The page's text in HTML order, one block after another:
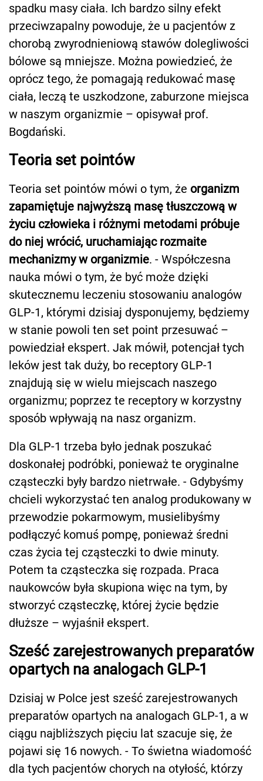
spadku masy ciała. Ich bardzo silny efekt
przeciwzapalny powoduje, że u pacjentów z
chorobą zwyrodnieniową stawów dolegliwości
bólowe są mniejsze. Można powiedzieć, że
oprócz tego, że pomagają redukować masę
ciała, leczą te uszkodzone, zaburzone miejsca
w naszym organizmie – opisywał prof.
Bogdański.
Teoria set pointów
Teoria set pointów mówi o tym, że organizm
zapamiętuje najwyższą masę tłuszczową w
życiu człowieka i różnymi metodami próbuje
do niej wrócić, uruchamiając rozmaite
mechanizmy w organizmie. - Współczesna
nauka mówi o tym, że być może dzięki
skutecznemu leczeniu stosowaniu analogów
GLP-1, którymi dzisiaj dysponujemy, będziemy
w stanie powoli ten set point przesuwać –
powiedział ekspert. Jak mówił, potencjał tych
leków jest tak duży, bo receptory GLP-1
znajdują się w wielu miejscach naszego
organizmu; poprzez te receptory w korzystny
sposób wpływają na nasz organizm.
Dla GLP-1 trzeba było jednak poszukać
doskonałej podróbki, ponieważ te oryginalne
cząsteczki były bardzo nietrwałe. - Gdybyśmy
chcieli wykorzystać ten analog produkowany w
przewodzie pokarmowym, musielibyśmy
podłączyć komuś pompę, ponieważ średni
czas życia tej cząsteczki to dwie minuty.
Potem ta cząsteczka się rozpada. Praca
naukowców była skupiona więc na tym, by
stworzyć cząsteczkę, której życie będzie
dłuższe – wyjaśnił ekspert.
Sześć zarejestrowanych preparatów
opartych na analogach GLP-1
Dzisiaj w Polce jest sześć zarejestrowanych
preparatów opartych na analogach GLP-1, a w
ciągu najbliższych pięciu lat szacuje się, że
pojawi się 16 nowych. - To świetna wiadomość
dla tych pacjentów chorych na otyłość, którzy